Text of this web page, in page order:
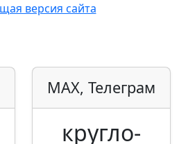
версия сайта
MAX, Телеграм
кругло­